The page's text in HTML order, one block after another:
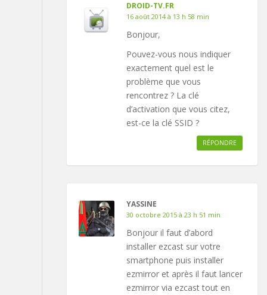
DROID-TV.FR
16 août 2014 à 13 h 58 min
Bonjour,
Pouvez-vous nous indiquer
exactement quel est le
problème que vous
rencontrez ? La clé
d’activation que vous citez,
est-ce la clé SSID ?
RÉPONDRE
YASSINE
30 octobre 2015 à 23 h 51 min
Bonjour il faut d’abord
installer ezcast sur votre
smartphone puis installer
ezmirror et après il faut lancer
ezmirror via ezcast tout en